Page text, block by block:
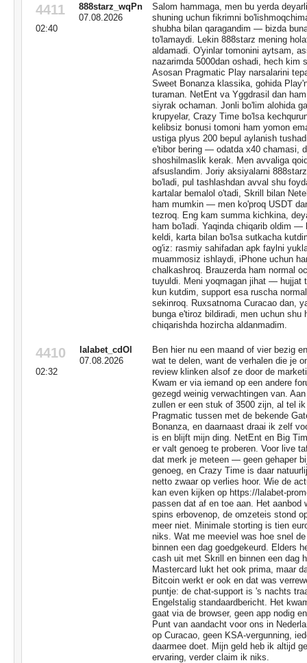
4411
888starz_wqPn
07.08.2026
02:40
Salom hammaga, men bu yerda
shuning uchun fikrimni
shubha bilan qaragandim — bizda
to'lamaydi. Lekin 888starz mening
aldamadi. O'yinlar tomonini aytsam,
nazarimda 5000dan oshadi, hech kim
Asosan Pragmatic Play narsalarini
Sweet Bonanza klassika, gohida
turaman. NetEnt va Yggdrasil dan
siyrak ochaman. Jonli bo'lim alohida
krupyelar, Crazy Time bo'lsa
kelibsiz bonusi tomoni ham yomon
ustiga plyus 200 bepul aylanish
e'tibor bering — odatda x40 chamasi,
shoshilmaslik kerak. Men avvaliga
afsuslandim. Joriy aksiyalarni
bo'ladi, pul tashlashdan avval shu
kartalar bemalol o'tadi, Skrill bilan
ham mumkin — men ko'proq USDT
tezroq. Eng kam summa kichkina,
ham bo'ladi. Yaqinda chiqarib oldim —
keldi, karta bilan bo'lsa sutkacha
og'iz: rasmiy sahifadan apk faylni
muammosiz ishlaydi, iPhone uchun
chalkashroq. Brauzerda ham normal
tuyuldi. Meni yoqmagan jihat — hujjat
kun kutdim, support esa ruscha
sekinroq. Ruxsatnoma Curacao dan,
bunga e'tiroz bildiradi, men uchun shu
chiqarishda hozircha aldanmadim.
4410
lalabet_cdOl
07.08.2026
02:32
Ben hier nu een maand of vier bezig
wat te delen, want de verhalen die je
review klinken alsof ze door de
Kwam er via iemand op een andere
gezegd weinig verwachtingen van.
zullen er een stuk of 3500 zijn, al tel
Pragmatic tussen met de bekende
Bonanza, en daarnaast draai ik zelf
is en blijft mijn ding. NetEnt en Big
er valt genoeg te proberen. Voor live
dat merk je meteen — geen gehaper
genoeg, en Crazy Time is daar
netto zwaar op verlies hoor. Wie de
kan even kijken op https://lalabet-
passen dat af en toe aan. Het aanbod
spins erbovenop, de omzeteis stond
meer niet. Minimale storting is tien
niks. Wat me meeviel was hoe snel
binnen een dag goedgekeurd. Elders
cash uit met Skrill en binnen een dag
Mastercard lukt het ook prima, maar
Bitcoin werkt er ook en dat was
puntje: de chat-support is 's nachts
Engelstalig standaardbericht. Het
gaat via de browser, geen app nodig
Punt van aandacht voor ons in
op Curacao, geen KSA-vergunning,
daarmee doet. Mijn geld heb ik altijd
ervaring, verder claim ik niks.